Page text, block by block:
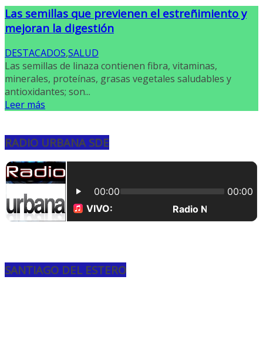
Las semillas que previenen el estreñimiento y
mejoran la digestión
DESTACADOS,SALUD
Las semillas de linaza contienen fibra, vitaminas,
minerales, proteínas, grasas vegetales saludables y
antioxidantes; son...
Leer más
RADIO URBANA SDE
SANTIAGO DEL ESTERO